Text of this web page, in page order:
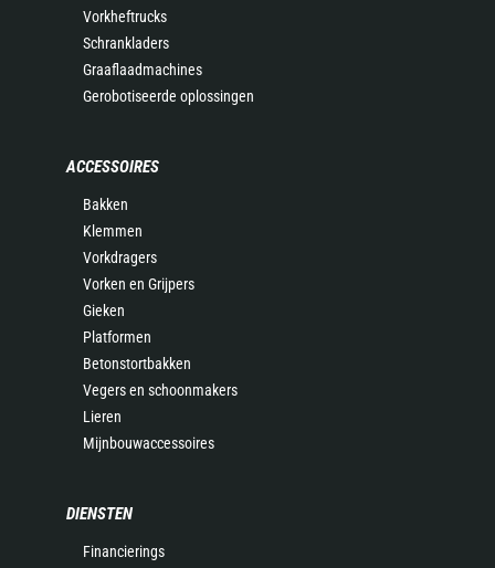
Vorkheftrucks
Schrankladers
Graaflaadmachines
Gerobotiseerde oplossingen
ACCESSOIRES
Bakken
Klemmen
Vorkdragers
Vorken en Grijpers
Gieken
Platformen
Betonstortbakken
Vegers en schoonmakers
Lieren
Mijnbouwaccessoires
DIENSTEN
Financierings